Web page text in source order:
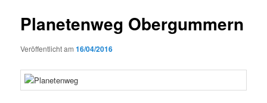
Planetenweg Obergummern
Veröffentlicht am16/04/2016